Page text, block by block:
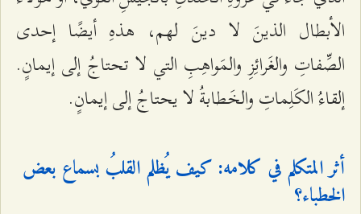
الأبطال الذينَ لا دينَ لهم، هذهِ أيضًا إحدى
الصِّفاتِ والغَرائِزِ والمَواهِبِ التي لا تحتاجُ إلى إيمانٍ.
إلقاءُ الكَلِماتِ والخَطابةُ لا يحتاجُ إلى إيمانٍ.
أثر المتكلم في كلامه: كيف يُظلم القلبُ بسماع بعض
الخطباء؟